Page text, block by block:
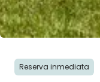
Reserva inmediata